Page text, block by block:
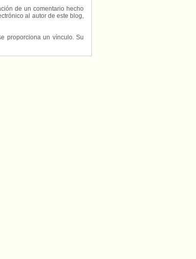
de un comentario hecho
al autor de este blog,
proporciona un vínculo. Su